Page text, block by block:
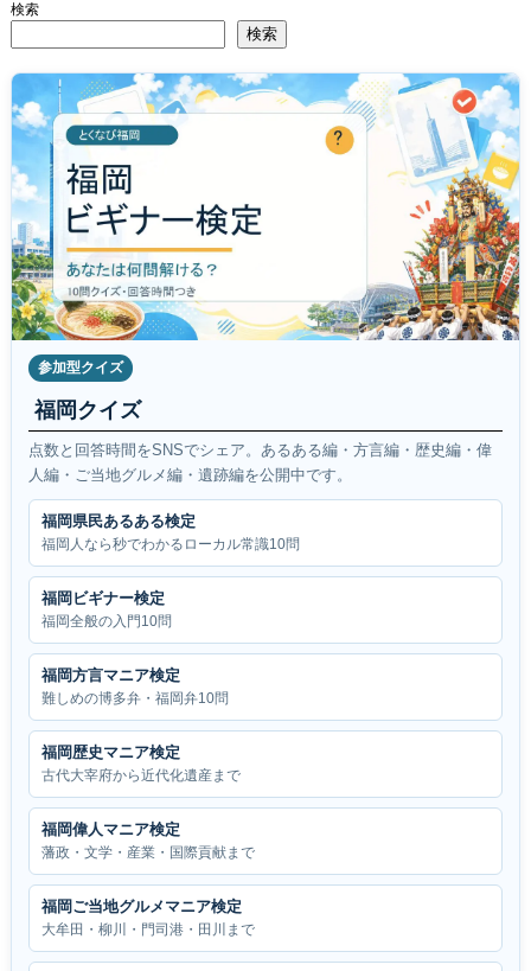
検索
検索
参加型クイズ
福岡クイズ
点数と回答時間をSNSでシェア。あるある編・方言編・歴史編・偉
人編・ご当地グルメ編・遺跡編を公開中です。
福岡県民あるある検定
福岡人なら秒でわかるローカル常識10問
福岡ビギナー検定
福岡全般の入門10問
福岡方言マニア検定
難しめの博多弁・福岡弁10問
福岡歴史マニア検定
古代大宰府から近代化遺産まで
福岡偉人マニア検定
藩政・文学・産業・国際貢献まで
福岡ご当地グルメマニア検定
大牟田・柳川・門司港・田川まで